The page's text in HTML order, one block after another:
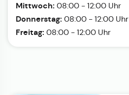
Mittwoch: 08:00 - 12:00 Uhr
Donnerstag: 08:00 - 12:00 Uhr
Freitag: 08:00 - 12:00 Uhr